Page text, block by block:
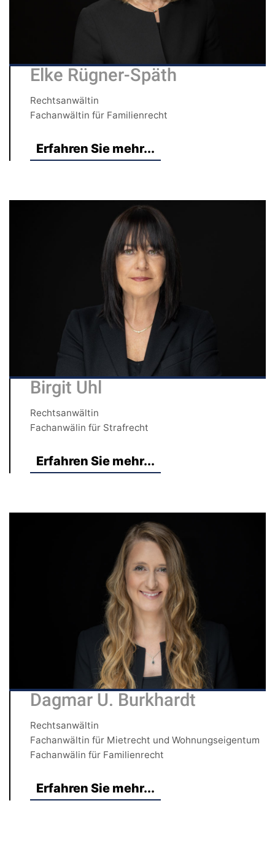
Elke Rügner-Späth
Rechtsanwältin
Fachanwältin für Familienrecht
Erfahren Sie mehr...
Birgit Uhl
Rechtsanwältin
Fachanwälin für Strafrecht
Erfahren Sie mehr...
Dagmar U. Burkhardt
Rechtsanwältin
Fachanwältin für Mietrecht und Wohnungseigentum
Fachanwälin für Familienrecht
Erfahren Sie mehr...